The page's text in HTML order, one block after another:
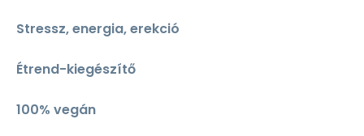
Stressz, energia, erekció
Étrend-kiegészítő
100% vegán